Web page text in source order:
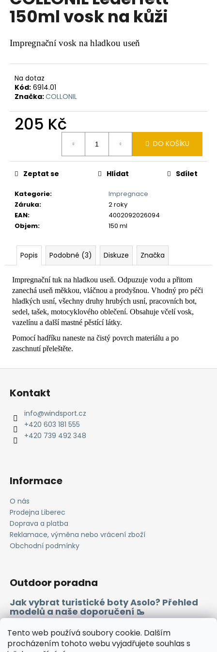
Tento web používá soubory cookie. Dalším
procházením tohoto webu vyjadřujete souhlas s
0,0
hvězdiček.
150ml vosk na kůži
Impregnační vosk na hladkou useň
Na dotaz
Kód: 6914.01
Značka:COLLONIL
205 Kč
DO KOŠÍKU
Kategorie:
Impregnace
Záruka:
2 roky
EAN:
4002092026094
Objem: 150 ml
Zeptat se Hlídat Sdílet
Popis Podobné (3) Diskuze Značka
Impregnační tuk na hladkou useň. Odpuzuje vodu a přitom
zanechá useň měkkou, vláčnou a prodyšnou. Vhodný pro péči
hladkých usní, všechny druhy hrubých usní, pracovních bot,
sedel, tašek, motocyklového oblečení. Obsahuje včelí vosk,
vazelínu a další mastné pěstící látky.
Pomocí hadříku naneste na čistý povrch materiálu a po
zaschnutí přeleštěte.
a
j
í
t
?
HLEDAT
o
p
u
č
u
m
Z
Kontakt
info@windsport.cz
+420 603 181 555
+420 739 492 348
Informace
O nás
Prodejna Liberec
Doprava a platba
Reklamace, výměna nebo vrácení zboží
Obchodní podmínky
Outdoor poradna
Jak vybrat turistické boty Asolo? Přehled
modelů a naše doporučení 🥾